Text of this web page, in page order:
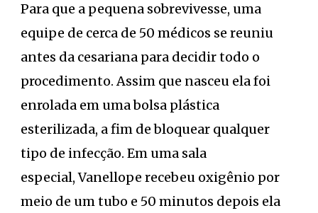
Para que a pequena sobrevivesse, uma
equipe de cerca de 50 médicos se reuniu
antes da cesariana para decidir todo o
procedimento. Assim que nasceu ela foi
enrolada em uma bolsa plástica
esterilizada, a fim de bloquear qualquer
tipo de infecção. Em uma sala
especial, Vanellope recebeu oxigênio por
meio de um tubo e 50 minutos depois ela